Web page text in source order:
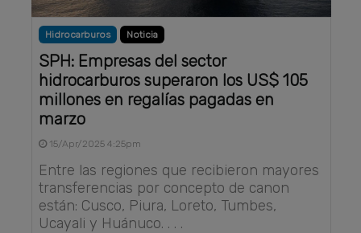
Hidrocarburos Noticia
SPH: Empresas del sector
hidrocarburos superaron los US$ 105
millones en regalías pagadas en
marzo
15/Apr/2025 4:25pm
Entre las regiones que recibieron mayores
transferencias por concepto de canon
están: Cusco, Piura, Loreto, Tumbes,
Ucayali y Huánuco. . . .